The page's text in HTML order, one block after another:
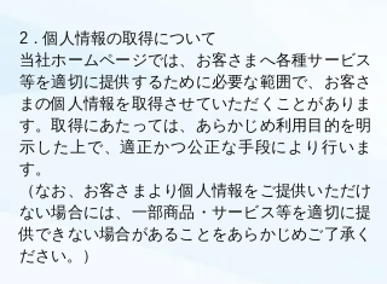
2．個人情報の取得について
当社ホームページでは、お客さまへ各種サービス
等を適切に提供するために必要な範囲で、お客さ
まの個人情報を取得させていただくことがありま
す。取得にあたっては、あらかじめ利用目的を明
示した上で、適正かつ公正な手段により行いま
す。
（なお、お客さまより個人情報をご提供いただけ
ない場合には、一部商品・サービス等を適切に提
供できない場合があることをあらかじめご了承く
ださい。）